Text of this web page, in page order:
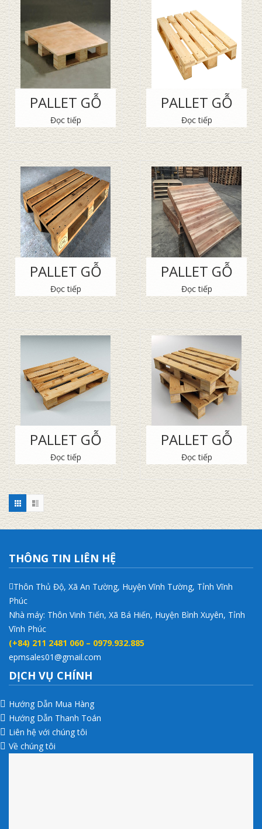
PALLET GỖ
Đọc tiếp
PALLET GỖ
Đọc tiếp
PALLET GỖ
Đọc tiếp
PALLET GỖ
Đọc tiếp
PALLET GỖ
Đọc tiếp
PALLET GỖ
Đọc tiếp
THÔNG TIN LIÊN HỆ
Thôn Thủ Độ, Xã An Tường, Huyện Vĩnh Tường, Tỉnh Vĩnh
Phúc
Nhà máy: Thôn Vinh Tiến, Xã Bá Hiến, Huyện Bình Xuyên, Tỉnh
Vĩnh Phúc
(+84) 211 2481 060 – 0979.932.885
epmsales01@gmail.com
DỊCH VỤ CHÍNH
Hướng Dẫn Mua Hàng
Hướng Dẫn Thanh Toán
Liên hệ với chúng tôi
Về chúng tôi